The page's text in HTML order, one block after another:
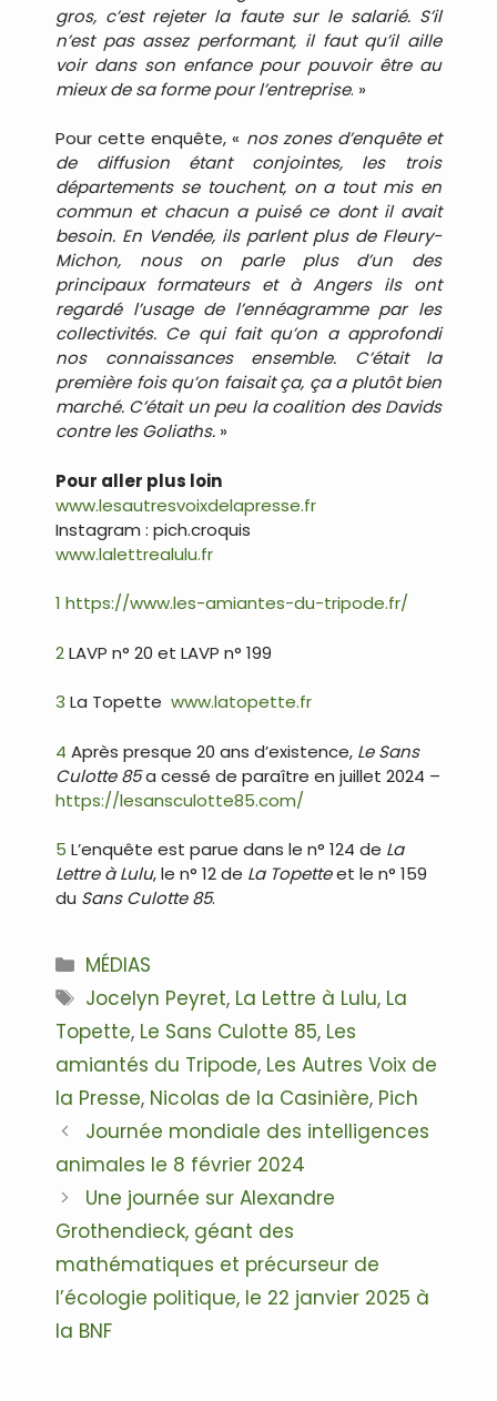
gros, c’est rejeter la faute sur le salarié. S’il
n’est pas assez performant, il faut qu’il aille
voir dans son enfance pour pouvoir être au
mieux de sa forme pour l’entreprise. »
Pour cette enquête, « nos zones d’enquête et
de diffusion étant conjointes, les trois
départements se touchent, on a tout mis en
commun et chacun a puisé ce dont il avait
besoin. En Vendée, ils parlent plus de Fleury-
Michon, nous on parle plus d’un des
principaux formateurs et à Angers ils ont
regardé l’usage de l’ennéagramme par les
collectivités. Ce qui fait qu’on a approfondi
nos connaissances ensemble. C’était la
première fois qu’on faisait ça, ça a plutôt bien
marché. C’était un peu la coalition des Davids
contre les Goliaths. »
Pour aller plus loin
www.lesautresvoixdelapresse.fr
Instagram : pich.croquis
www.lalettrealulu.fr
1 https://www.les-amiantes-du-tripode.fr/
2LAVP n° 20 et LAVP n° 199
3 La Topette www.latopette.fr
4 Après presque 20 ans d’existence, Le Sans
Culotte 85a cessé de paraître en juillet 2024 –
https://lesansculotte85.com/
5 L’enquête est parue dans le n° 124 de La
Lettre à Lulu, le n° 12 de La Topetteet le n° 159
du Sans Culotte 85.
Catégories
MÉDIAS
Étiquettes
Jocelyn Peyret, La Lettre à Lulu, La
Topette, Le Sans Culotte 85, Les
amiantés du Tripode, Les Autres Voix de
la Presse, Nicolas de la Casinière, Pich
Navigation
des
Journée mondiale des intelligences
animales le 8 février 2024
Une journée sur Alexandre
Grothendieck, géant des
mathématiques et précurseur de
l’écologie politique, le 22 janvier 2025 à
la BNF